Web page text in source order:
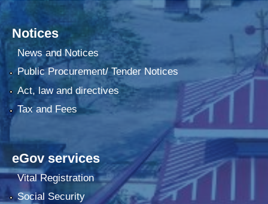
Notices
News and Notices
Public Procurement/ Tender Notices
Act, law and directives
Tax and Fees
eGov services
Vital Registration
Social Security